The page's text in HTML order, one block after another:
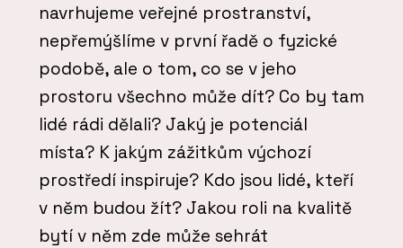
navrhujeme veřejné prostranství,
nepřemýšlíme v první řadě o fyzické
podobě, ale o tom, co se v jeho
prostoru všechno může dít? Co by tam
lidé rádi dělali? Jaký je potenciál
místa? K jakým zážitkům výchozí
prostředí inspiruje? Kdo jsou lidé, kteří
v něm budou žít? Jakou roli na kvalitě
bytí v něm zde může sehrát